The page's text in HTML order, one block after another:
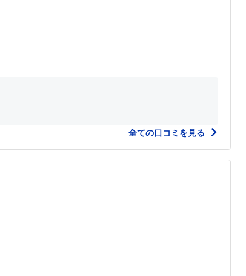
全ての口コミを見る